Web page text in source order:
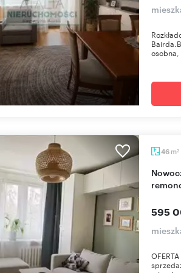
46 m2
Nowoczesne 46 m² w Grodzisku Mazowieckim, po
595